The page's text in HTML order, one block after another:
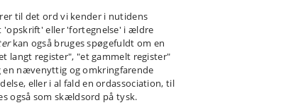
til det ord vi kender i nutidens
eller 'fortegnelse' i ældre
kan også bruges spøgefuldt om en
langt register", "et gammelt register"
en nævenyttig og omkringfarende
eller i al fald en ordassociation, til
også som skældsord på tysk.